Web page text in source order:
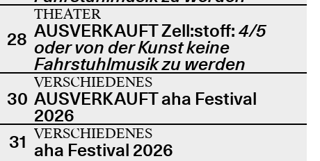
28
THEATER
AUSVERKAUFT Zell:stoff: 4/5
oder von der Kunst keine
Fahrstuhlmusik zu werden
30
VERSCHIEDENES
AUSVERKAUFT aha Festival
2026
31 VERSCHIEDENES
aha Festival 2026